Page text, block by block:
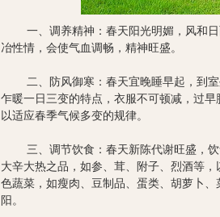
一、调养精神：春天阳光明媚，风和日
冶性情，会使气血调畅，精神旺盛。
二、防风御寒：春天宜晚睡早起，到室
乍暖一日三变的特点，衣服不可顿减，过
以适应春季气候多变的规律。
三、调节饮食：春天新陈代谢旺盛，饮
大辛大热之品，如参、茸、附子、烈酒等
色蔬菜，如瘦肉、豆制品、蛋类、胡萝卜
阳。